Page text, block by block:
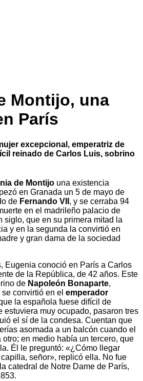
Montijo, una
París
excepcional, emperatriz de
reinado de Carlos Luis, sobrino
de Montijo una existencia
en Granada un 5 de mayo de
de Fernando VII , y se cerraba 94
en el madrileño palacio de
siglo, que en su primera mitad la
y en la segunda la convirtió en
y gran dama de la sociedad
Eugenia conoció en París a Carlos
de la República, de 42 años. Este
de Napoleón Bonaparte,
convirtió en el emperador
la española fuese difícil de
estuviera muy ocupado, pasaron tres
el sí de la condesa. Cuentan que
asomada a un balcón cuando el
en medio había un tercero, que
Él le preguntó: «¿Cómo llegar
señor», replicó ella. No fue
catedral de Notre Dame de París,